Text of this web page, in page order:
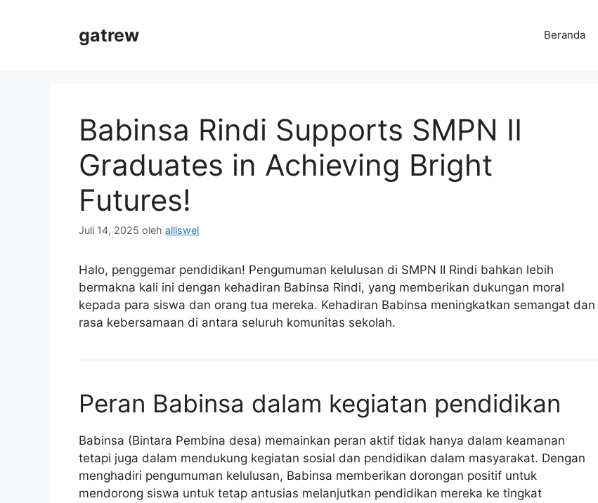
gatrew Beranda
Babinsa Rindi Supports SMPN II
Graduates in Achieving Bright
Futures!
Juli 14, 2025 oleh alliswel
Halo, penggemar pendidikan! Pengumuman kelulusan di SMPN II Rindi bahkan lebih
bermakna kali ini dengan kehadiran Babinsa Rindi, yang memberikan dukungan moral
kepada para siswa dan orang tua mereka. Kehadiran Babinsa meningkatkan semangat dan
rasa kebersamaan di antara seluruh komunitas sekolah.
Peran Babinsa dalam kegiatan pendidikan
Babinsa (Bintara Pembina desa) memainkan peran aktif tidak hanya dalam keamanan
tetapi juga dalam mendukung kegiatan sosial dan pendidikan dalam masyarakat. Dengan
menghadiri pengumuman kelulusan, Babinsa memberikan dorongan positif untuk
mendorong siswa untuk tetap antusias melanjutkan pendidikan mereka ke tingkat